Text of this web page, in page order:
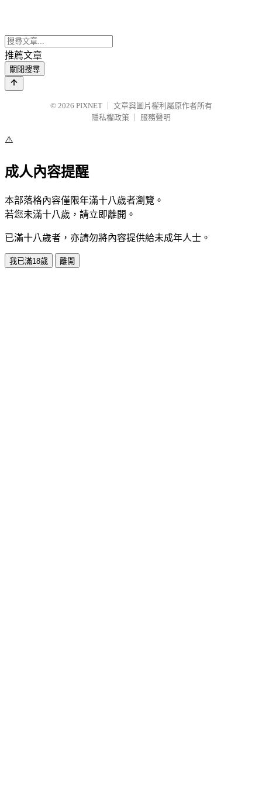
推薦文章
關閉搜尋
© 2026 PIXNET
文章與圖片權利屬原作者所有
隱私權政策
服務聲明
⚠️
成人內容提醒
本部落格內容僅限年滿十八歲者瀏覽。
若您未滿十八歲，請立即離開。
已滿十八歲者，亦請勿將內容提供給未成年人士。
我已滿18歲 離開